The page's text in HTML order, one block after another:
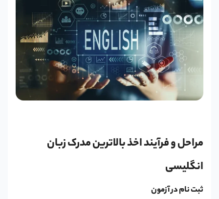
مراحل و فرآیند اخذ بالاترین مدرک زبان
انگلیسی
ثبت نام در آزمون